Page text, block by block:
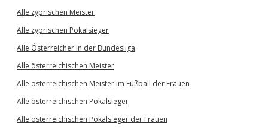
Alle zyprischen Meister
Alle zyprischen Pokalsieger
Alle Österreicher in der Bundesliga
Alle österreichischen Meister
Alle österreichischen Meister im Fußball der Frauen
Alle österreichischen Pokalsieger
Alle österreichischen Pokalsieger der Frauen